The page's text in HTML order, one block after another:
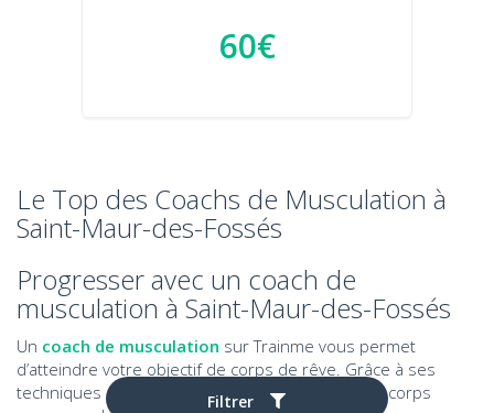
Filtrer
60€
Le Top des Coachs de Musculation à
Saint-Maur-des-Fossés
Progresser avec un coach de
musculation à Saint-Maur-des-Fossés
Un coach de musculation sur Trainme vous permet
d’atteindre votre objectif de corps de rêve. Grâce à ses
techniques et ses astuces, on peut sculpter son corps